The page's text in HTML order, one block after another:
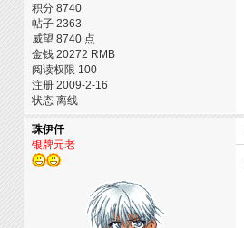
积分 8740
帖子 2363
威望 8740 点
金钱 20272 RMB
阅读权限 100
注册 2009-2-16
状态 离线
珠伊仟
银牌元老